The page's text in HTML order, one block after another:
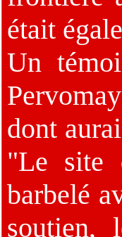
était
Un
dont
"Le site
barbelé
soutien,